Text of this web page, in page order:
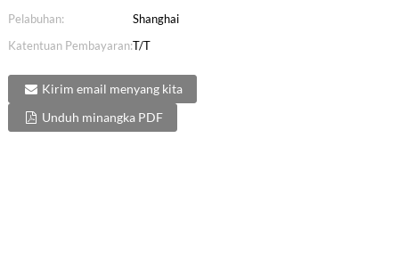
Pelabuhan:
Shanghai
Katentuan Pembayaran:T/T
Kirim email menyang kita
Unduh minangka PDF